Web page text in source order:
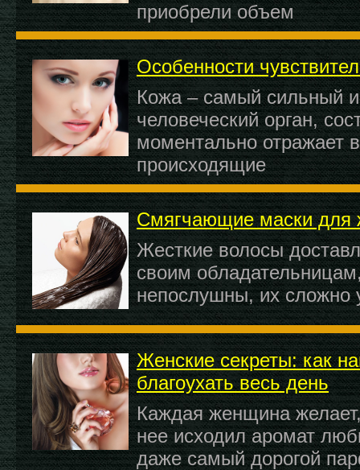
приобрели объем
Особенности
Кожа – самый сильный
человеческий орган,
моментально отражает
происходящие
Смягчающие маски для
Жесткие волосы
своим
непослушны, их сложно
Женские секреты: как
благоухать весь день
Каждая женщина
нее исходил аромат
даже самый дорогой